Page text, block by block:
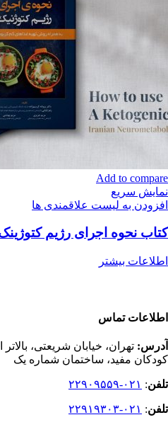
Add to compare
نمایش سریع
افزودن به لیست علاقمندی ها
کتاب نحوه اجرای رژیم
اطلاعات بیشتر
اطلاعات تماس
آدرس: تهران، خیابان شریعتی،
کودکان مفید، ساختمان شماره یک
تلفن: ۰۲۱-۲۲۹۰۹۵۵۹
تلفن: ۰۲۱-۲۲۹۱۹۳۰۳